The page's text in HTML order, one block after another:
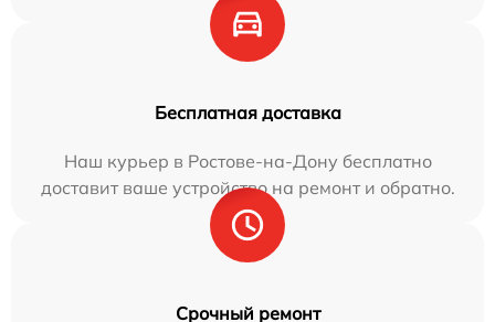
Бесплатная доставка
Наш курьер в Ростове-на-Дону бесплатно
доставит ваше устройство на ремонт и обратно.
Срочный ремонт